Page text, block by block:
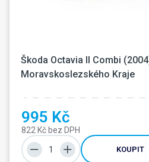
Škoda Octavia II Combi
Moravskoslezského Kraje
995 Kč
822 Kč bez DPH
KOUPIT